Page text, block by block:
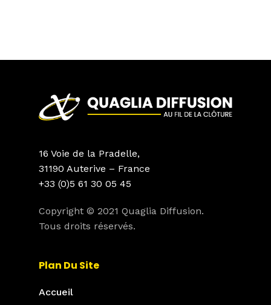
16 Voie de la Pradelle,
31190 Auterive – France
+33 (0)5 61 30 05 45
Copyright © 2021 Quaglia Diffusion.
Tous droits réservés.
Plan Du Site
Accueil